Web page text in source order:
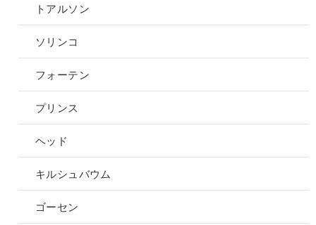
トアルソン
ソリンコ
フォーテン
プリンス
ヘッド
キルシュバウム
ゴーセン